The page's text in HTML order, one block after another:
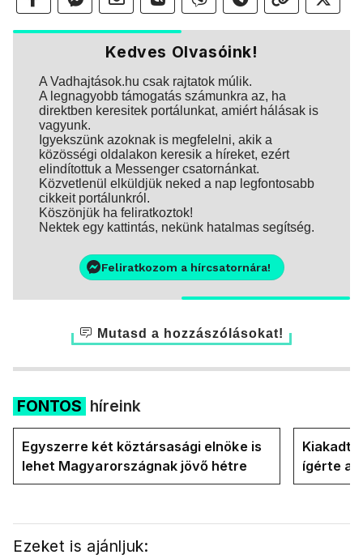
Kedves Olvasóink!
A Vadhajtások.hu csak rajtatok múlik.
A legnagyobb támogatás számunkra az, ha
direktben keresitek portálunkat, amiért hálásak is
vagyunk.
Igyekszünk azoknak is megfelelni, akik a
közösségi oldalakon keresik a híreket, ezért
elindítottuk a Messenger csatornánkat.
Közvetlenül elküldjük neked a nap legfontosabb
cikkeit portálunkról.
Köszönjük ha feliratkoztok!
Nektek egy kattintás, nekünk hatalmas segítség.
Feliratkozom a hírcsatornára!
Mutasd a hozzászólásokat!
FONTOS híreink
Egyszerre két köztársasági elnöke is
lehet Magyarországnak jövő hétre
Kiakadt
ígérte a
Magyar
Ezeket is ajánljuk: